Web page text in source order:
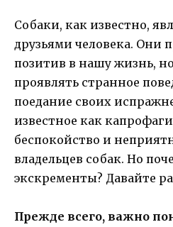
Собаки, как известно,
друзьями человека. Они
позитив в нашу жизнь,
проявлять странное
поедание своих
известное как
беспокойство и
владельцев собак. Но
экскременты? Давайте
Прежде всего, важно